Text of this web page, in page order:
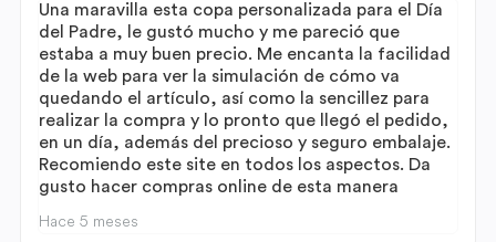
Una maravilla esta copa personalizada para el Día
del Padre, le gustó mucho y me pareció que
estaba a muy buen precio. Me encanta la facilidad
de la web para ver la simulación de cómo va
quedando el artículo, así como la sencillez para
realizar la compra y lo pronto que llegó el pedido,
en un día, además del precioso y seguro embalaje.
Recomiendo este site en todos los aspectos. Da
gusto hacer compras online de esta manera
Hace 5 meses